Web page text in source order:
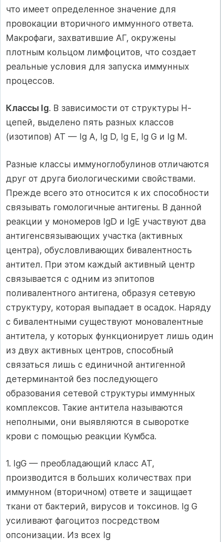
что имеет определенное значение для
провокации вторичного иммунного ответа.
Макрофаги, захватившие АГ, окружены
плотным кольцом лимфоцитов, что создает
реальные условия для запуска иммунных
процессов.
Классы Ig. В зависимости от структуры Н-
цепей, выделено пять разных классов
(изотипов) АТ — Ig А, Ig D, Ig Е, Ig G и Ig М.
Разные классы иммуноглобулинов отличаются
друг от друга биологическими свойствами.
Прежде всего это относится к их способности
связывать гомологичные антигены. В данной
реакции у мономеров IgD и IgЕ участвуют два
антигенсвязывающих участка (активных
центра), обусловливающих бивалентность
антител. При этом каждый активный центр
связывается с одним из эпитопов
поливалентного антигена, образуя сетевую
структуру, которая выпадает в осадок. Наряду
с бивалентными существуют моновалентные
антитела, у которых функционирует лишь один
из двух активных центров, способный
связаться лишь с единичной антигенной
детерминантой без последующего
образования сетевой структуры иммунных
комплексов. Такие антитела называются
неполными, они выявляются в сыворотке
крови с помощью реакции Кумбса.
1. IgG — преобладающий класс АТ,
производится в больших количествах при
иммунном (вторичном) ответе и защищает
ткани от бактерий, вирусов и токсинов. Ig G
усиливают фагоцитоз посредством
опсонизации. Из всех Ig